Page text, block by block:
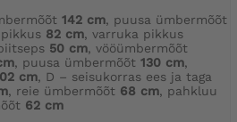
142 cm, puusa ümbermõõt
82 cm, varruka pikkus
50 cm, vööümbermõõt
, puusa ümbermõõt 130 cm,
cm, D – seisukorras ees ja taga
, reie ümbermõõt 68 cm, pahkluu
62 cm